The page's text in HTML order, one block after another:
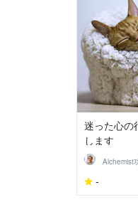
迷った心の
します
Alchemist
-